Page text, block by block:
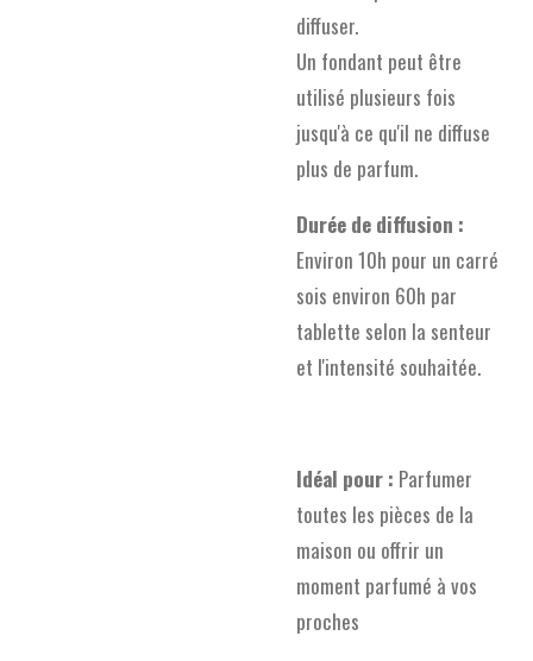
diffuser.
Un fondant peut être
utilisé plusieurs fois
jusqu'à ce qu'il ne diffuse
plus de parfum.
Durée de diffusion :
Environ 10h pour un carré
sois environ 60h par
tablette selon la senteur
et l'intensité souhaitée.
Idéal pour : Parfumer
toutes les pièces de la
maison ou offrir un
moment parfumé à vos
proches